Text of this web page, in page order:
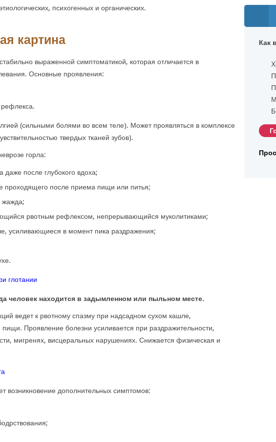
психогенных и органических.
картина
выраженной симптоматикой, которая отличается в
Основные проявления:
рефлекса.
(сильными болями во всем теле). Может проявляться в комплексе
твердых тканей зубов).
горла:
даже после глубокого вдоха;
проходящего после приема пищи или питья;
жажда;
рвотным рефлексом, непрерывающийся муколитиками;
усиливающиеся в момент пика раздражения;
человек находится в задымленном или пыльном месте.
ведет к рвотному спазму при надсадном сухом кашле,
Проявление болезни усиливается при раздражительности,
мигренях, висцеральных нарушениях. Снижается физическая и
возникновение дополнительных симптомов:
Как